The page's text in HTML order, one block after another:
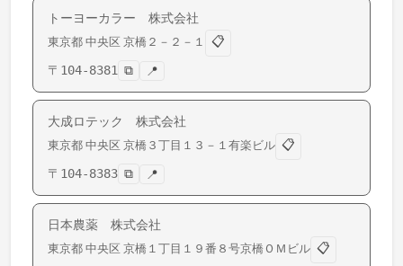
トーヨーカラー 株式会社
東京都 中央区 京橋 ２－２－１
📋
〒 104-8381 ⧉ 📍
大成ロテック 株式会社
東京都 中央区 京橋 ３丁目１３－１有楽ビル 📋
〒 104-8383 ⧉ 📍
日本農薬 株式会社
東京都 中央区 京橋 １丁目１９番８号京橋ＯＭビル 📋